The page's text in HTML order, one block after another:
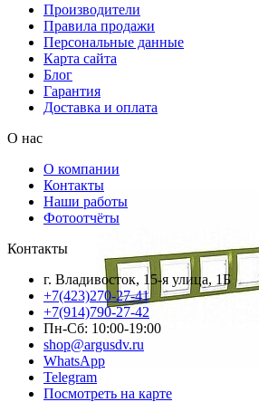
Производители
Правила продажи
Персональные данные
Карта сайта
Блог
Гарантия
Доставка и оплата
О нас
О компании
Контакты
Наши работы
Фотоотчёты
Контакты
г. Владивосток, 15-я улица, 1Б
+7(423)270-27-41
+7(914)790-27-42
Пн-Сб: 10:00-19:00
shop@argusdv.ru
WhatsApp
Telegram
Посмотреть на карте